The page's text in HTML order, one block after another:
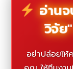
อ่านจ
วิจัย
อย่าปล่อยให้